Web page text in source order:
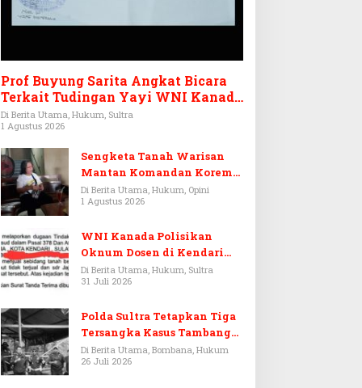
Prof Buyung Sarita Angkat Bicara
Terkait Tudingan Yayi WNI Kanada
Ditagih Utang Rp3,6 Miliar
Di Berita Utama, Hukum, Sultra
1 Agustus 2026
Sengketa Tanah Warisan
Mantan Komandan Korem
143/HO, Ketika Warisan
Menjadi Arena Pemerasan
Di Berita Utama, Hukum, Opini
1 Agustus 2026
WNI Kanada Polisikan
Oknum Dosen di Kendari
Terkait Aset Puluhan Miliar
Di Berita Utama, Hukum, Sultra
31 Juli 2026
Polda Sultra Tetapkan Tiga
Tersangka Kasus Tambang
Emas Ilegal di Bombana
Di Berita Utama, Bombana, Hukum
26 Juli 2026